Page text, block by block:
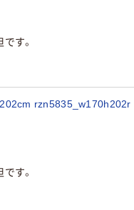
す。
rzn5835_w170h202r
す。